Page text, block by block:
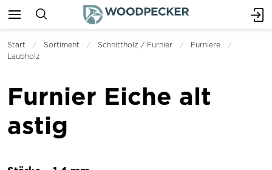
Start Sortiment Schnittholz / Furnier
Furniere
Laubholz
Furnier Eiche alt
astig